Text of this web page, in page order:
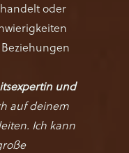
oder
und
auf deinem
Ich kann